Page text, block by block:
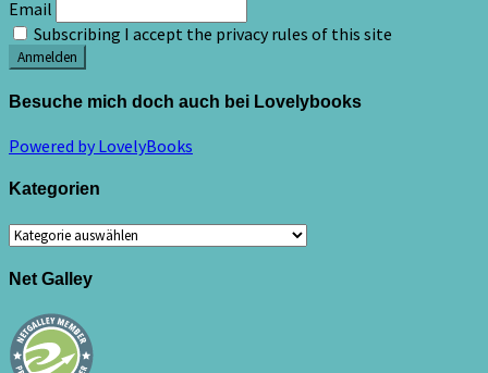
Email
Subscribing I accept the privacy rules of this site
Besuche mich doch auch bei Lovelybooks
Powered by LovelyBooks
Kategorien
Kategorien
Net Galley